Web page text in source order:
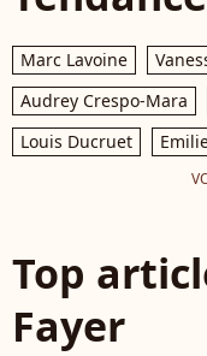
Marc Lavoine
Audrey Crespo-Mara
Louis Ducruet
Top
Fayer